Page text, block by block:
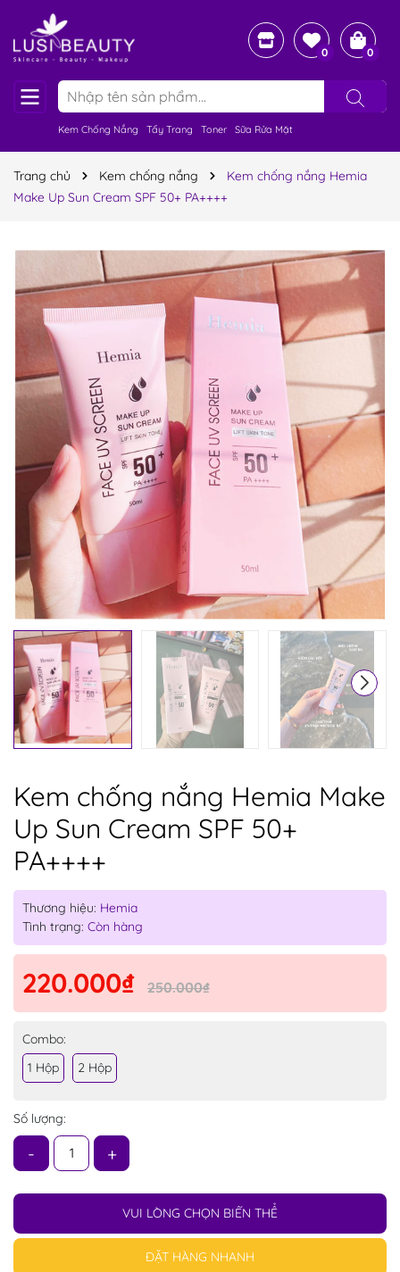
Kem Chống Nắng Tẩy Trang Toner Sữa Rửa Mặt
0 0
Trang chủ Kem chống nắng
Kem chống nắng Hemia
Make Up Sun Cream SPF 50+ PA++++
Kem chống nắng Hemia Make
Up Sun Cream SPF 50+
PA++++
Thương hiệu: Hemia
Tình trạng: Còn hàng
220.000₫ 250.000₫
Combo:
1 Hộp
2 Hộp
Số lượng:
- +
VUI LÒNG CHỌN BIẾN THỂ
ĐẶT HÀNG NHANH